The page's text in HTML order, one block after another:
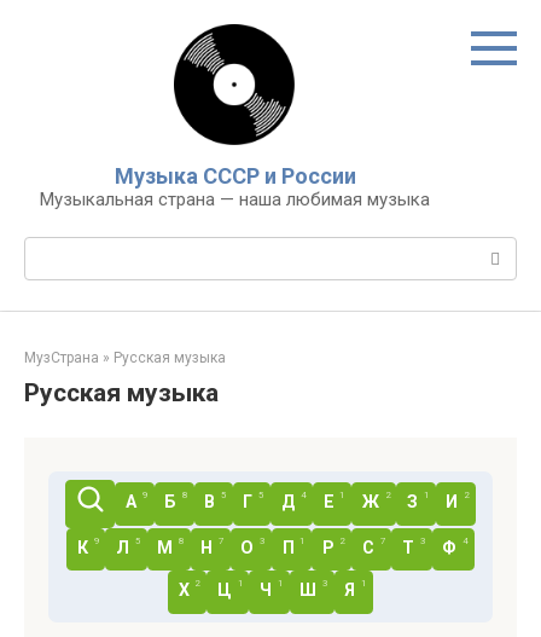
Музыка СССР и России
Музыкальная страна — наша любимая музыка
МузСтрана » Русская музыка
Русская музыка
А 9 Б 8 В 5 Г 5 Д 4 Е 1 Ж 2 З 1 И 2
К 9 Л 5 М 8 Н 7 О 3 П 1 Р 2 С 7 Т 3 Ф 4
Х 2 Ц 1 Ч 1 Ш 3 Я 1